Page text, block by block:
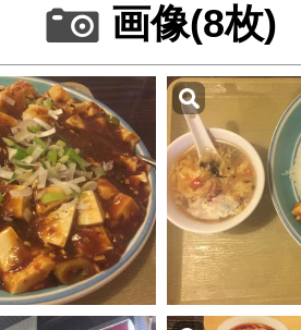
画像(8枚)